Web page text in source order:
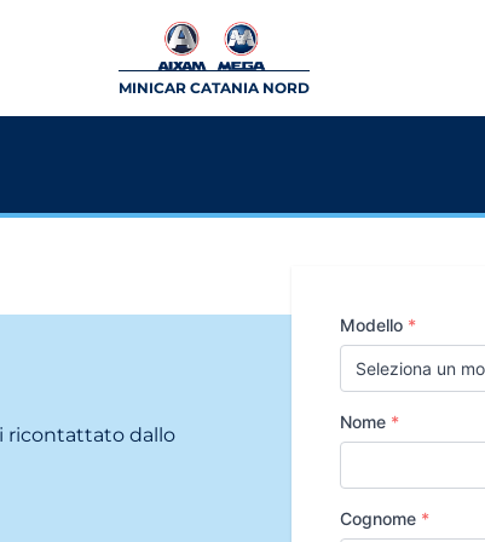
MINICAR CATANIA NORD
ricontattato dallo
Modello *
Nome *
Cognome *